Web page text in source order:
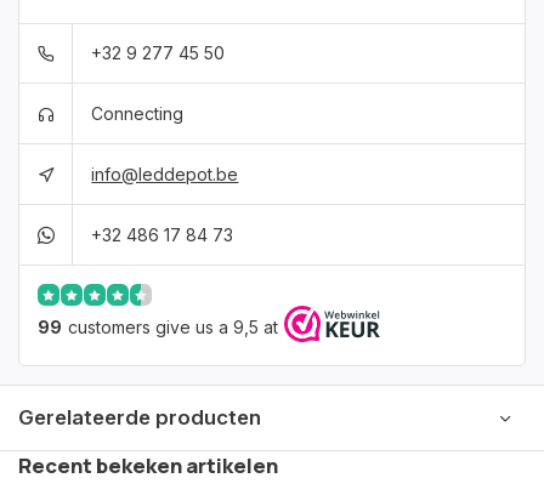
+32 9 277 45 50
Connecting
info@leddepot.be
+32 486 17 84 73
99 customers give us a 9,5 at
Gerelateerde producten
Recent bekeken artikelen